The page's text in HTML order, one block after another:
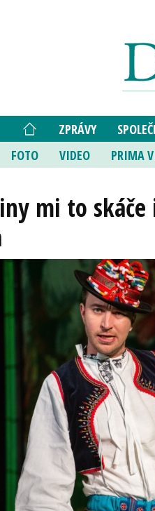
ZPRÁVY
FOTO
VIDEO PRIMA
mi to